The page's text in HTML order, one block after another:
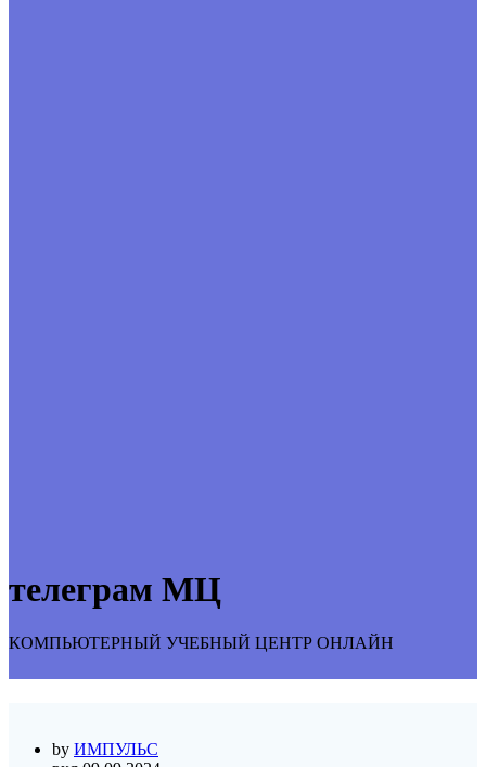
телеграм МЦ
КОМПЬЮТЕРНЫЙ УЧЕБНЫЙ ЦЕНТР ОНЛАЙН
by ИМПУЛЬС